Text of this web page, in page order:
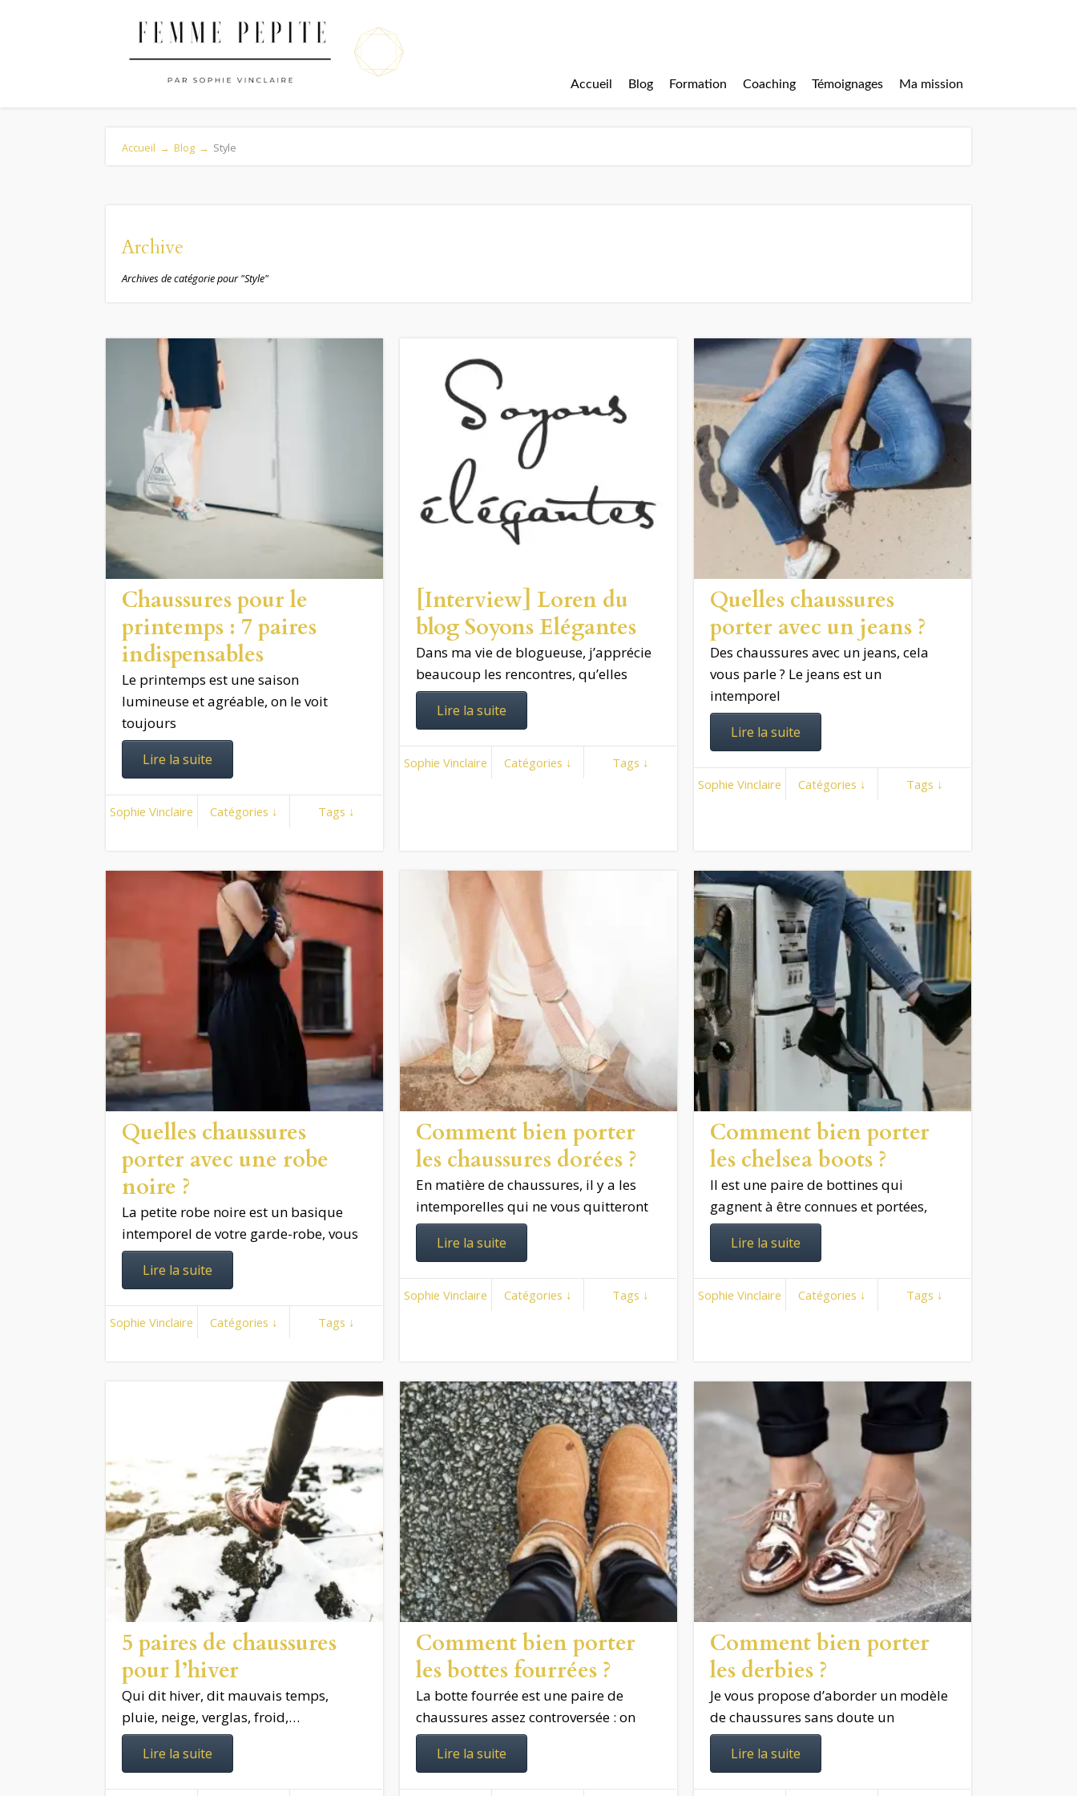
Accueil Blog Formation Coaching Témoignages Ma mission
Accueil → Blog → Style
Archive
Archives de catégorie pour "Style"
Chaussures pour le
printemps : 7 paires
indispensables
Le printemps est une saison
lumineuse et agréable, on le voit
toujours
Lire la suite
Sophie Vinclaire Catégories ↓ Tags ↓
[Interview] Loren du
blog Soyons Elégantes
Dans ma vie de blogueuse, j’apprécie
beaucoup les rencontres, qu’elles
Lire la suite
Sophie Vinclaire Catégories ↓ Tags ↓
Quelles chaussures
porter avec un jeans ?
Des chaussures avec un jeans, cela
vous parle ? Le jeans est un
intemporel
Lire la suite
Sophie Vinclaire Catégories ↓ Tags ↓
Quelles chaussures
porter avec une robe
noire ?
La petite robe noire est un basique
intemporel de votre garde-robe, vous
Lire la suite
Sophie Vinclaire Catégories ↓ Tags ↓
Comment bien porter
les chaussures dorées ?
En matière de chaussures, il y a les
intemporelles qui ne vous quitteront
Lire la suite
Sophie Vinclaire Catégories ↓ Tags ↓
Comment bien porter
les chelsea boots ?
Il est une paire de bottines qui
gagnent à être connues et portées,
Lire la suite
Sophie Vinclaire Catégories ↓ Tags ↓
5 paires de chaussures
pour l’hiver
Qui dit hiver, dit mauvais temps,
pluie, neige, verglas, froid,…
Lire la suite
Comment bien porter
les bottes fourrées ?
La botte fourrée est une paire de
chaussures assez controversée : on
Lire la suite
Comment bien porter
les derbies ?
Je vous propose d’aborder un modèle
de chaussures sans doute un
Lire la suite